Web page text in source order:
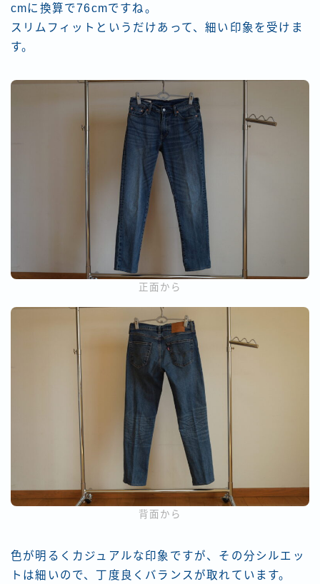
cmに換算で76cmですね。
スリムフィットというだけあって、細い印象を受けま
す。
正面から
背面から
色が明るくカジュアルな印象ですが、その分シルエッ
トは細いので、丁度良くバランスが取れています。